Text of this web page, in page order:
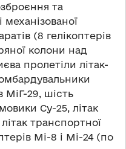
та
механізованої
(8 гелікоптерів
колони над
пролетіли літак-
МіГ-29, шість
Су-25, літак
літак транспортної
Мі-8 і Мі-24 (по